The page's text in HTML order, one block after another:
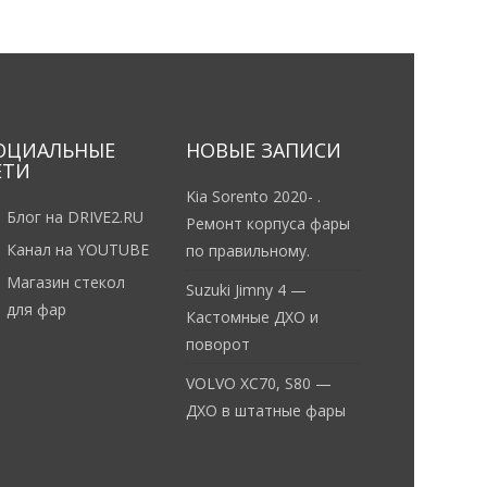
Блог на DRIVE2.RU
Канал на YOUTUBE
Магазин стекол
для фар
НОВЫЕ ЗАПИСИ
Kia Sorento 2020- .
Ремонт корпуса фары
по правильному.
Suzuki Jimny 4 —
Кастомные ДХО и
поворот
VOLVO XC70, S80 —
ДХО в штатные фары